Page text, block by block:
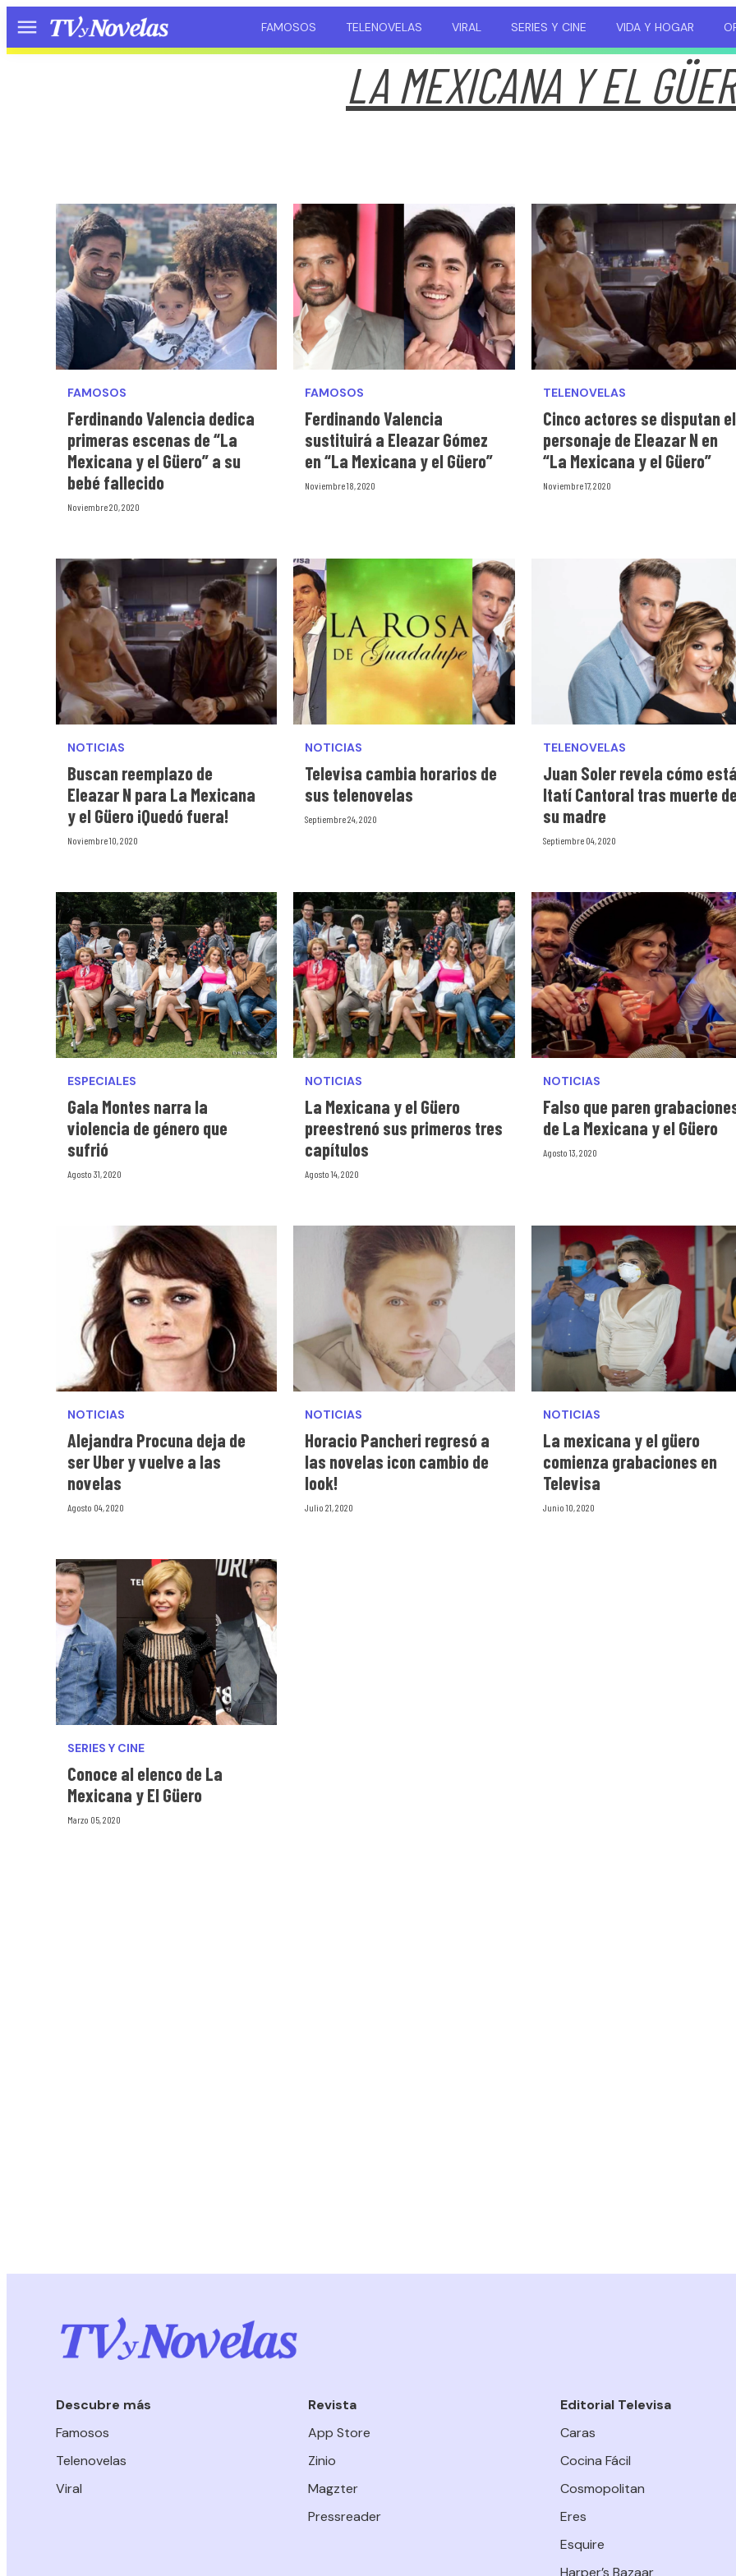
Menú FAMOSOS TELENOVELAS VIRAL SERIES Y CINE VIDA Y HOGAR
LA MEXICANA Y EL
FAMOSOS
Ferdinando Valencia dedica
primeras escenas de “La
Mexicana y el Güero” a su
bebé fallecido
Noviembre 20, 2020
FAMOSOS
Ferdinando Valencia
sustituirá a Eleazar Gómez
en “La Mexicana y el Güero”
Noviembre 18, 2020
TELENOVELAS
Cinco actores se disputan el
personaje de Eleazar N en
“La Mexicana y el Güero”
Noviembre 17, 2020
NOTICIAS
Buscan reemplazo de
Eleazar N para La Mexicana
y el Güero ¡Quedó fuera!
Noviembre 10, 2020
NOTICIAS
Televisa cambia horarios de
sus telenovelas
Septiembre 24, 2020
TELENOVELAS
Juan Soler revela cómo
Itatí Cantoral tras muerte
su madre
Septiembre 04, 2020
ESPECIALES
Gala Montes narra la
violencia de género que
sufrió
Agosto 31, 2020
NOTICIAS
La Mexicana y el Güero
preestrenó sus primeros tres
capítulos
Agosto 14, 2020
NOTICIAS
Falso que paren
de La Mexicana y el Güero
Agosto 13, 2020
NOTICIAS
Alejandra Procuna deja de
ser Uber y vuelve a las
novelas
Agosto 04, 2020
NOTICIAS
Horacio Pancheri regresó a
las novelas ¡con cambio de
look!
Julio 21, 2020
NOTICIAS
La mexicana y el güero
comienza grabaciones en
Televisa
Junio 10, 2020
SERIES Y CINE
Conoce al elenco de La
Mexicana y El Güero
Marzo 05, 2020
Descubre más
Famosos
Telenovelas
Viral
Revista
App Store
Zinio
Magzter
Pressreader
Editorial Televisa
Caras
Cocina Fácil
Cosmopolitan
Eres
Esquire
Harper’s Bazaar